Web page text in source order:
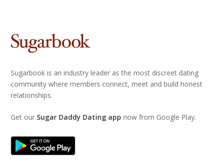
Sugarbook is an industry leader as the most discreet dating
community where members connect, meet and build honest
relationships.
Get our Sugar Daddy Dating app now from Google Play.